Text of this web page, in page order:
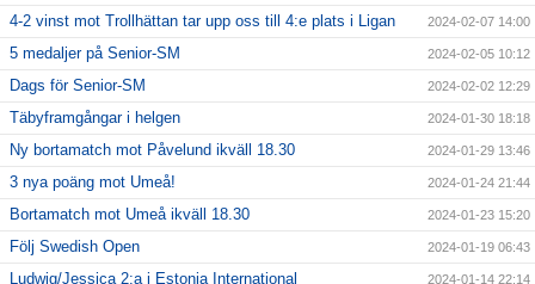
4-2 vinst mot Trollhättan tar upp oss till 4:e plats i Ligan 2024-02-07 14:00
5 medaljer på Senior-SM 2024-02-05 10:12
Dags för Senior-SM 2024-02-02 12:29
Täbyframgångar i helgen 2024-01-30 18:18
Ny bortamatch mot Påvelund ikväll 18.30 2024-01-29 13:46
3 nya poäng mot Umeå! 2024-01-24 21:44
Bortamatch mot Umeå ikväll 18.30 2024-01-23 15:20
Följ Swedish Open 2024-01-19 06:43
Ludwig/Jessica 2:a i Estonia International 2024-01-14 22:14